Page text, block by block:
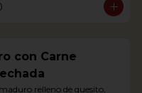
with rum BBQ sauce, served
con Carne
relleno de quesito,